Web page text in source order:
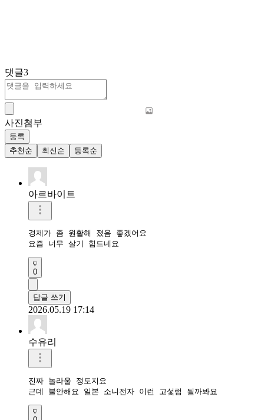
댓글3
사진첨부
등록
추천순
최신순 등록순
아르바이트
경제가 좀 원활해 졌음 좋겠어요
요즘 너무 살기 힘드네요
0
답글 쓰기
2026.05.19 17:14
수유리
진짜 놀라울 정도지요
근데 불안해요 일본 소니전자 이런 고섳럼 될까봐요